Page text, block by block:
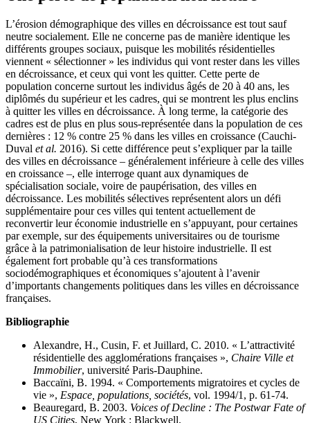
L’érosion démographique des villes en décroissance est tout sauf
neutre socialement. Elle ne concerne pas de manière identique les
différents groupes sociaux, puisque les mobilités résidentielles
viennent « sélectionner » les individus qui vont rester dans les villes
en décroissance, et ceux qui vont les quitter. Cette perte de
population concerne surtout les individus âgés de 20 à 40 ans, les
diplômés du supérieur et les cadres, qui se montrent les plus enclins
à quitter les villes en décroissance. À long terme, la catégorie des
cadres est de plus en plus sous-représentée dans la population de ces
dernières : 12 % contre 25 % dans les villes en croissance (Cauchi-
Duval et al. 2016). Si cette différence peut s’expliquer par la taille
des villes en décroissance – généralement inférieure à celle des villes
en croissance –, elle interroge quant aux dynamiques de
spécialisation sociale, voire de paupérisation, des villes en
décroissance. Les mobilités sélectives représentent alors un défi
supplémentaire pour ces villes qui tentent actuellement de
reconvertir leur économie industrielle en s’appuyant, pour certaines
par exemple, sur des équipements universitaires ou de tourisme
grâce à la patrimonialisation de leur histoire industrielle. Il est
également fort probable qu’à ces transformations
sociodémographiques et économiques s’ajoutent à l’avenir
d’importants changements politiques dans les villes en décroissance
françaises.
Bibliographie
Alexandre, H., Cusin, F. et Juillard, C. 2010. « L’attractivité
résidentielle des agglomérations françaises », Chaire Ville et
Immobilier, université Paris-Dauphine.
Baccaïni, B. 1994. « Comportements migratoires et cycles de
vie », Espace, populations, sociétés, vol. 1994/1, p. 61‑74.
Beauregard, B. 2003. Voices of Decline : The Postwar Fate of
US Cities, New York : Blackwell.